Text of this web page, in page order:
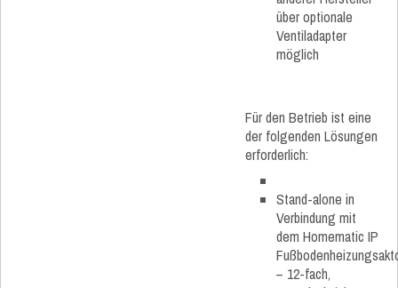
über optionale
Ventiladapter
möglich
Für den Betrieb ist eine
der folgenden Lösungen
erforderlich:
Stand-alone in
Verbindung mit
dem Homematic IP
– 12-fach,